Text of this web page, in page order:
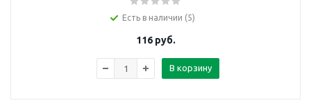
Есть в наличии (5)
116 руб.
В корзину